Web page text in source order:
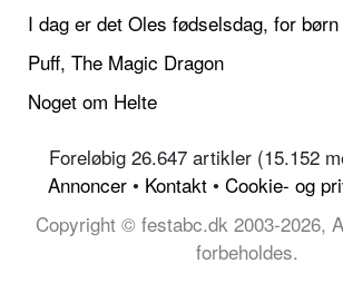
I dag er det Oles fødselsdag, for børn
Puff, The Magic Dragon
Noget om Helte
Foreløbig 26.647 artikler (15.152
Annoncer • Kontakt • Cookie- og
Copyright © festabc.dk 2003-2026,
forbeholdes.